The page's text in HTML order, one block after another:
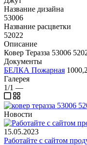
Название дизайна
53006
Название расцветки
52022
Описание
Ковер Теразза 53006
Документы
БЕЛКА Пожарная
Галерея
1/1 —
Новости
15.05.2023
Работайте с сайтом